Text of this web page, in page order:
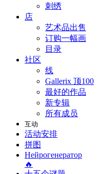
刺绣
店
艺术品出售
订购一幅画
目录
社区
线
Gallerix 顶100
最好的作品
新专辑
所有成员
互动
活动安排
拼图
Нейрогенератор
🔥